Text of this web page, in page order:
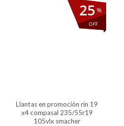
%
OFF
25
llantas en promoción rin 19
x4 compasal 235/55r19
105vlx smacher